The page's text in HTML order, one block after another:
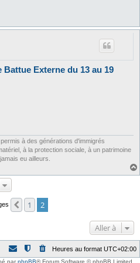
Battue Externe du 13 au 19
à des générations d'immigrés
à la protection sociale, à un patrimoine
eu ailleurs.
Précédente
1 2
Aller à
Heures au format UTC+02:00
parphpBB® Forum Software © phpBB Limited